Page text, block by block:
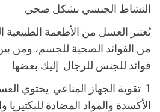
النشاط الجنسي بشكل صحي.
يُعتبر العسل من الأطعمة الطبيعية
من الفوائد الصحية للجسم، ومن بين
فوائد للجنس للرجال. إليك بعضها:
1. تقوية الجهاز المناعي: يحتوي
الأكسدة والمواد المضادة